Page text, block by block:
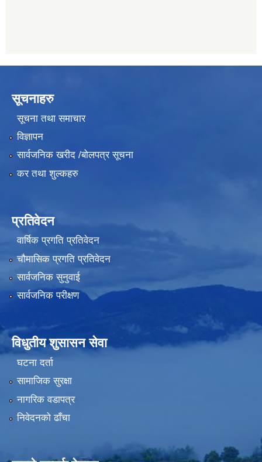
सूचनाहरु
सूचना तथा समाचार
विज्ञापन
सार्वजनिक खरीद /बोलपत्र सूचना
कर तथा शुल्कहरु
प्रतिवेदन
वार्षिक प्रगति प्रतिवेदन
चौमासिक प्रगति प्रतिवेदन
सार्वजनिक सुनुवाई
सार्वजनिक परीक्षण
विधुतीय शुसासन सेवा
घटना दर्ता
सामाजिक सुरक्षा
नागरिक वडापत्र
निवेदनको ढाँचा